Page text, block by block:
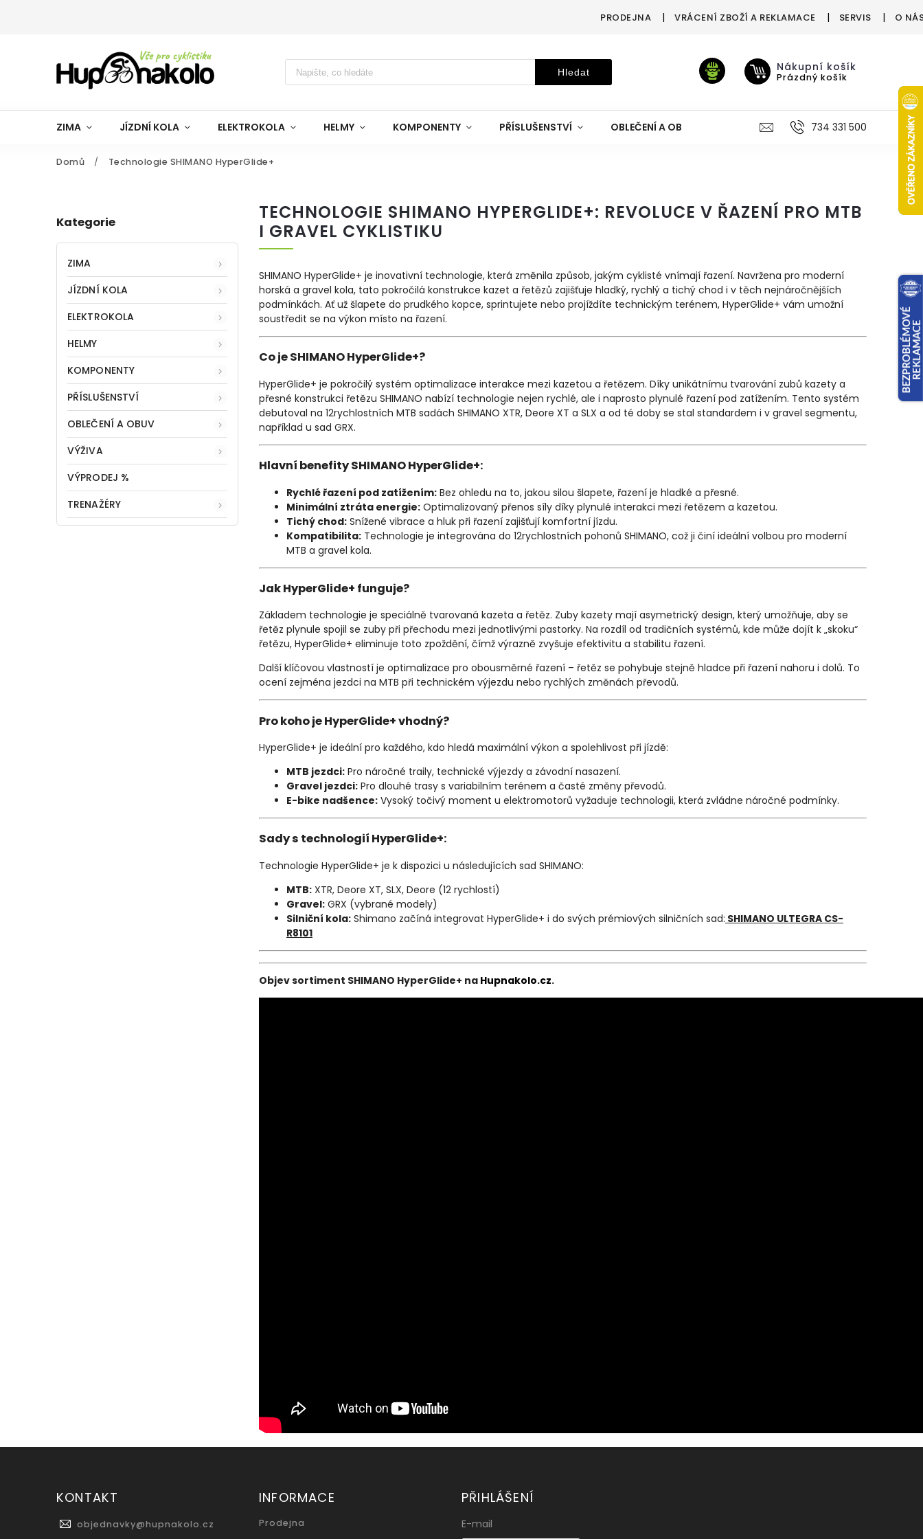
PRODEJNA VRÁCENÍ ZBOŽÍ A REKLAMACE SERVIS O
Hledat Nákupní košík
Prázdný košík
ZIMA JÍZDNÍ KOLA ELEKTROKOLA HELMY KOMPONENTY PŘÍSLUŠENSTVÍ OBLEČENÍ A OBUV VÝŽIVA VÝPRODEJ %
734 331 500
Domů / Technologie SHIMANO HyperGlide+
Kategorie
ZIMA
JÍZDNÍ KOLA
ELEKTROKOLA
HELMY
KOMPONENTY
PŘÍSLUŠENSTVÍ
OBLEČENÍ A OBUV
VÝŽIVA
VÝPRODEJ %
TRENAŽÉRY
TECHNOLOGIE SHIMANO HYPERGLIDE+: REVOLUCE V ŘAZENÍ PRO MTB
I GRAVEL CYKLISTIKU
SHIMANO HyperGlide+ je inovativní technologie, která změnila způsob, jakým cyklisté vnímají řazení. Navržena pro moderní
horská a gravel kola, tato pokročilá konstrukce kazet a řetězů zajišťuje hladký, rychlý a tichý chod i v těch nejnáročnějších
podmínkách. Ať už šlapete do prudkého kopce, sprintujete nebo projíždíte technickým terénem, HyperGlide+ vám umožní
soustředit se na výkon místo na řazení.
Co je SHIMANO HyperGlide+?
HyperGlide+ je pokročilý systém optimalizace interakce mezi kazetou a řetězem. Díky unikátnímu tvarování zubů kazety a
přesné konstrukci řetězu SHIMANO nabízí technologie nejen rychlé, ale i naprosto plynulé řazení pod zatížením. Tento systém
debutoval na 12rychlostních MTB sadách SHIMANO XTR, Deore XT a SLX a od té doby se stal standardem i v gravel segmentu,
například u sad GRX.
Hlavní benefity SHIMANO HyperGlide+:
Rychlé řazení pod zatížením: Bez ohledu na to, jakou silou šlapete, řazení je hladké a přesné.
Minimální ztráta energie: Optimalizovaný přenos síly díky plynulé interakci mezi řetězem a kazetou.
Tichý chod: Snížené vibrace a hluk při řazení zajišťují komfortní jízdu.
Kompatibilita: Technologie je integrována do 12rychlostních pohonů SHIMANO, což ji činí ideální volbou pro moderní
MTB a gravel kola.
Jak HyperGlide+ funguje?
Základem technologie je speciálně tvarovaná kazeta a řetěz. Zuby kazety mají asymetrický design, který umožňuje, aby se
řetěz plynule spojil se zuby při přechodu mezi jednotlivými pastorky. Na rozdíl od tradičních systémů, kde může dojít k „skoku“
řetězu, HyperGlide+ eliminuje toto zpoždění, čímž výrazně zvyšuje efektivitu a stabilitu řazení.
Další klíčovou vlastností je optimalizace pro obousměrné řazení – řetěz se pohybuje stejně hladce při řazení nahoru i dolů. To
ocení zejména jezdci na MTB při technickém výjezdu nebo rychlých změnách převodů.
Pro koho je HyperGlide+ vhodný?
HyperGlide+ je ideální pro každého, kdo hledá maximální výkon a spolehlivost při jízdě:
MTB jezdci: Pro náročné traily, technické výjezdy a závodní nasazení.
Gravel jezdci: Pro dlouhé trasy s variabilním terénem a časté změny převodů.
E-bike nadšence: Vysoký točivý moment u elektromotorů vyžaduje technologii, která zvládne náročné podmínky.
Sady s technologií HyperGlide+:
Technologie HyperGlide+ je k dispozici u následujících sad SHIMANO:
MTB: XTR, Deore XT, SLX, Deore (12 rychlostí)
Gravel: GRX (vybrané modely)
Silniční kola: Shimano začíná integrovat HyperGlide+ i do svých prémiových silničních sad: SHIMANO ULTEGRA CS-
R8101
Objev sortiment SHIMANO HyperGlide+ na Hupnakolo.cz.
KONTAKT
objednavky@hupnakolo.cz
INFORMACE
Prodejna
PŘIHLÁŠENÍ
E-mail